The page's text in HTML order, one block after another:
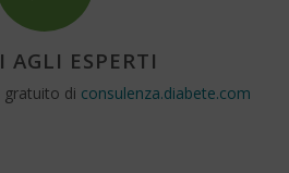
AGLI ESPERTI
gratuito di consulenza.diabete.com